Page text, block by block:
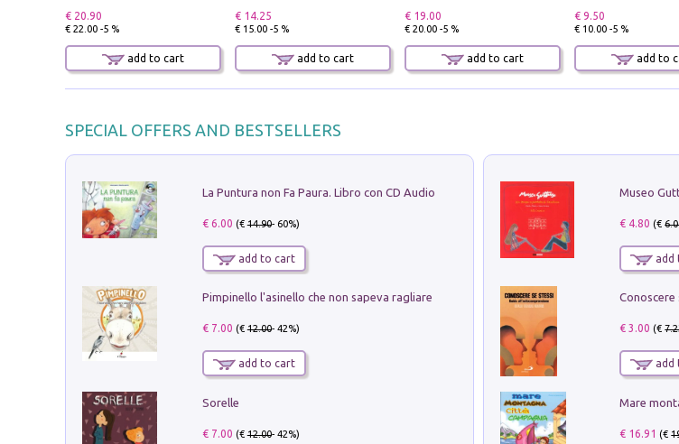
€ 20.90
€ 22.00 -5 %
add to cart
€ 14.25
€ 15.00 -5 %
add to cart
€ 19.00
€ 20.00 -5 %
add to cart
€ 9.50
€ 10.00 -5 %
add to
SPECIAL OFFERS AND BESTSELLERS
La Puntura non Fa Paura. Libro con CD Audio
€ 6.00 (€14.90- 60%)
add to cart
Pimpinello l'asinello che non sapeva ragliare
€ 7.00 (€12.00- 42%)
add to cart
Sorelle
€ 7.00 (€12.00- 42%)
€ 4.80 (€
add
€ 3.00 (€
add
€ 16.91 (€